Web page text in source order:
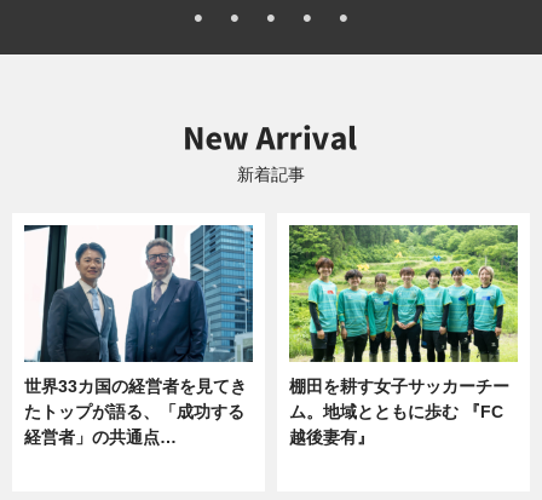
新着記事
世界33カ国の経営者を見てき
たトップが語る、「成功する
経営者」の共通点…
棚田を耕す女子サッカーチー
ム。地域とともに歩む 『FC
越後妻有』